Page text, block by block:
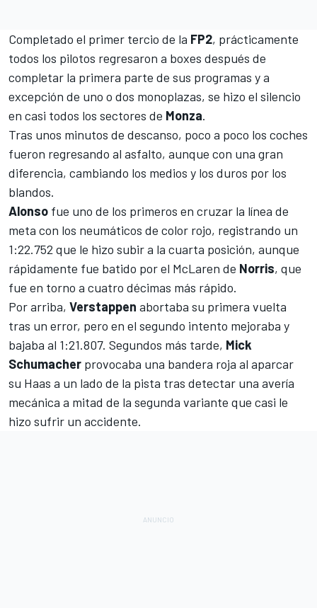
Completado el primer tercio de la FP2, prácticamente
todos los pilotos regresaron a boxes después de
completar la primera parte de sus programas y a
excepción de uno o dos monoplazas, se hizo el silencio
en casi todos los sectores de Monza.
Tras unos minutos de descanso, poco a poco los coches
fueron regresando al asfalto, aunque con una gran
diferencia, cambiando los medios y los duros por los
blandos.
Alonso fue uno de los primeros en cruzar la línea de
meta con los neumáticos de color rojo, registrando un
1:22.752 que le hizo subir a la cuarta posición, aunque
rápidamente fue batido por el McLaren de Norris, que
fue en torno a cuatro décimas más rápido.
Por arriba, Verstappen abortaba su primera vuelta
tras un error, pero en el segundo intento mejoraba y
bajaba al 1:21.807. Segundos más tarde, Mick
Schumacher provocaba una bandera roja al aparcar
su Haas a un lado de la pista tras detectar una avería
mecánica a mitad de la segunda variante que casi le
hizo sufrir un accidente.